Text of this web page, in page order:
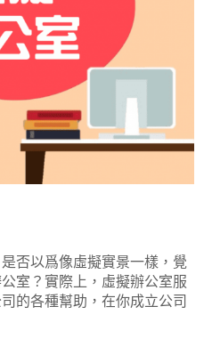
否以爲像虛擬實景一樣，覺
室？實際上，虛擬辦公室服
的各種幫助，在你成立公司